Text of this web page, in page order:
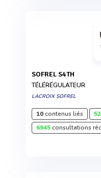
SOFREL S4TH
TÉLÉRÉGULATEUR
LACROIX SOFREL
10contenus liés 52
6945consultations